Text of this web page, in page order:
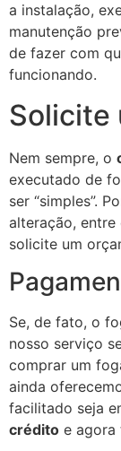
a instalação,
manutenção
de fazer com
funcionando.
Solicite
Nem sempre, o
executado de
ser “simples”.
alteração,
solicite um
Se, de fato, o
nosso serviço
comprar um
ainda
facilitado seja
crédito e agora